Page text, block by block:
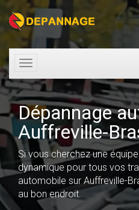
Toggle
navigation
Dépannage
Auffreville-
Si vous cherchez une
dynamique pour tous vos
automobile sur Auffreville-
au bon endroit.